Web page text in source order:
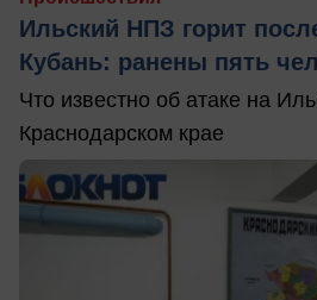
Ильский НПЗ горит
Кубань: ранены пять
Что известно об атаке на
Краснодарском крае